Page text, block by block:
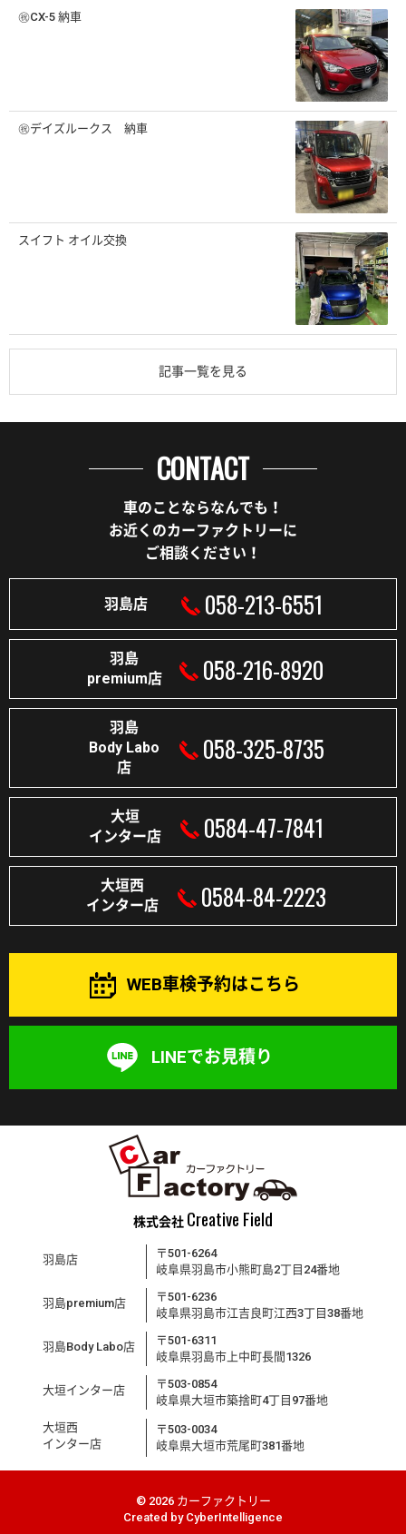
㊗️CX-5 納車
㊗️デイズルークス 納車
スイフト オイル交換
記事一覧を見る
CONTACT
車のことならなんでも！
お近くのカーファクトリーに
ご相談ください！
羽島店 058-213-6551
羽島
premium店
058-216-8920
羽島
Body Labo
店
058-325-8735
大垣
インター店
0584-47-7841
大垣西
インター店
0584-84-2223
WEB車検予約はこちら
LINEでお見積り
株式会社 Creative Field
羽島店
〒501-6264
岐阜県羽島市小熊町島2丁目24番地
羽島premium店
〒501-6236
岐阜県羽島市江吉良町江西3丁目38番地
羽島Body Labo店
〒501-6311
岐阜県羽島市上中町長間1326
大垣インター店
〒503-0854
岐阜県大垣市築捨町4丁目97番地
大垣西
インター店
〒503-0034
岐阜県大垣市荒尾町381番地
© 2026 カーファクトリー
Created by CyberIntelligence